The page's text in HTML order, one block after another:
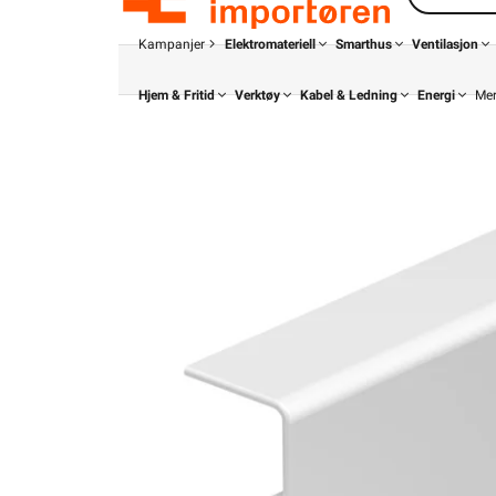
Kampanjer Elektromateriell Smarthus Ventilasjon
Hjem & Fritid Verktøy Kabel & Ledning Energi Mer